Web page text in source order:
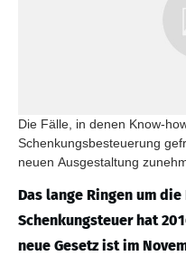
Die Fälle, in denen Know-
Schenkungsbesteuerung
neuen Ausgestaltung
Das lange Ringen um
Schenkungsteuer hat
neue Gesetz ist im